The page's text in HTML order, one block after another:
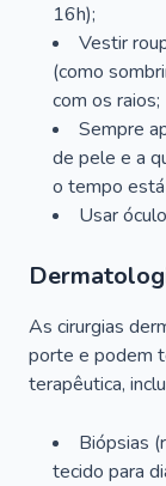
16h);
Vestir
(como
com os raios;
Sempre
de pele e a
o tempo
Usar
As cirurgias
porte e podem
terapêutica,
Biópsias
tecido para